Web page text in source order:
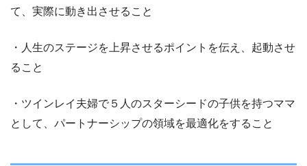
て、実際に動き出させること
・人生のステージを上昇させるポイントを伝え、起動させ
ること
・ツインレイ夫婦で５人のスターシードの子供を持つママ
として、パートナーシップの領域を最適化をすること